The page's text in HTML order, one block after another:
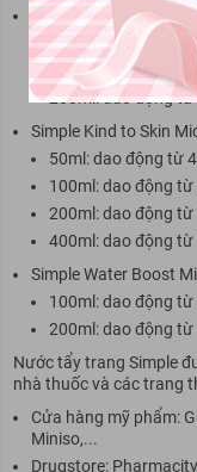
Simple Kind to Skin
50ml: dao động từ
150ml: dao động
200ml: dao động từ
Simple Kind to Skin
50ml: dao động từ
100ml: dao động
200ml: dao động
400ml: dao động
Simple Water Boost
100ml: dao động
200ml: dao động
Nước tẩy trang Simple
nhà thuốc và các trang
Cửa hàng mỹ phẩm:
Miniso,...
Drugstore: